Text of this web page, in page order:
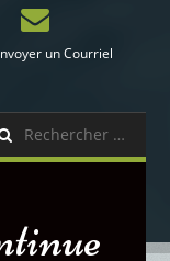
un Courriel